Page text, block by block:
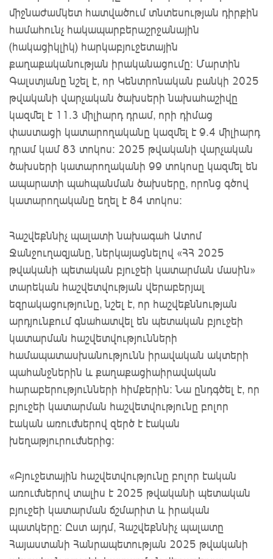
միջնաժամկետ հատվածում տնտեսության դիրքին
համահունչ հակապարբերաշրջանային
(հակացիկլիկ) հարկաբյուջետային
քաղաքականության իրականացումը: Մարտին
Գալստյանը նշել է, որ Կենտրոնական բանկի 2025
թվականի վարչական ծախսերի նախահաշիվը
կազմել է 11.3 միլիարդ դրամ, որի դիմաց
փաստացի կատարողականը կազմել է 9.4 միլիարդ
դրամ կամ 83 տոկոս: 2025 թվականի վարչական
ծախսերի կատարողականի 99 տոկոսը կազմել են
ապարատի պահպանման ծախսերը, որոնց գծով
կատարողականը եղել է 84 տոկոս:
Հաշվեքննիչ պալատի նախագահ Ատոմ
Ջանջուղազյանը, ներկայացնելով «ՀՀ 2025
թվականի պետական բյուջեի կատարման մասին»
տարեկան հաշվետվության վերաբերյալ
եզրակացությունը, նշել է, որ հաշվեքննության
արդյունքում գնահատվել են պետական բյուջեի
կատարման հաշվետվությունների
համապատասխանությունն իրավական ակտերի
պահանջներին և քաղաքացիաիրավական
հարաբերությունների հիմքերին: Նա ընդգծել է, որ
բյուջեի կատարման հաշվետվությունը բոլոր
էական առումներով զերծ է էական
խեղաթյուրումներից:
«Բյուջետային հաշվետվությունը բոլոր էական
առումներով տալիս է 2025 թվականի պետական
բյուջեի կատարման ճշմարիտ և իրական
պատկերը: Ըստ այդմ, Հաշվեքննիչ պալատը
Հայաստանի Հանրապետության 2025 թվականի